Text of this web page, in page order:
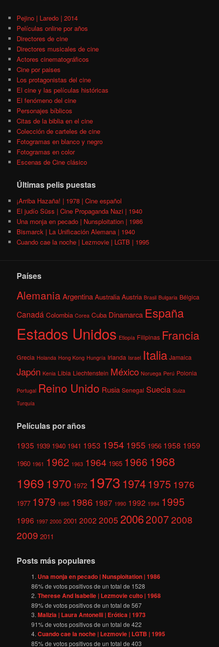
Pejino | Laredo | 2014
Películas online por años
Directores de cine
Directores musicales de cine
Actores cinematográficos
Cine por paises
Los protagonistas del cine
El cine y las películas históricas
El fenómeno del cine
Personajes bíblicos
Citas de la biblia en el cine
Colección de carteles de cine
Fotogramas en blanco y negro
Fotogramas en color
Escenas de Cine clásico
Últimas pelis puestas
¡Arriba Hazaña! | 1978 | Cine español
El judío Süss | Cine Propaganda Nazi | 1940
Una monja en pecado | Nunsploitation | 1986
Bismarck | La Unificación Alemana | 1940
Cuando cae la noche | Lezmovie | LGTB | 1995
Países
AlemaniaArgentina Australia Austria Brasil Bulgaria Bélgica
Canadá Colombia Corea Cuba Dinamarca España
Estados Unidos Etiopía Filipinas Francia
Grecia Holanda Hong Kong Hungría Irlanda Israel Italia Jamaica
Japón Kenia Libia Liechtenstein México Noruega Perú Polonia
Portugal Reino Unido Rusia Senegal Suecia Suiza
Turquía
Películas por años
1935 1939 1940 1941 1953 1954 1955 1956 1958 1959
1960 1961 1962 1963 1964 1965 1966 1968
1969 1970 1972 1973 1974 1975 1976
1977 1979 1985 1986 1987 1990 1992 1994 1995
1996 1997 2000 2001 2002 2005 200620072008
2009 2011
Posts más populares
Una monja en pecado | Nunsploitation | 1986
86% de votos positivos de un total de 1528
Therese And Isabelle | Lezmovie culto | 1968
89% de votos positivos de un total de567
Malizia | Laura Antonelli | Erótica | 1973
91% de votos positivos de un total de422
Cuando cae la noche | Lezmovie | LGTB | 1995
85% de votos positivos de un total de403